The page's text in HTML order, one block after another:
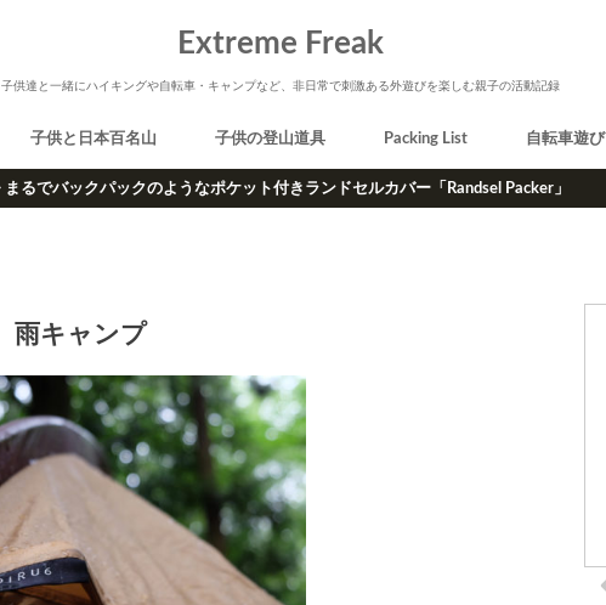
Extreme Freak
子供達と一緒にハイキングや自転車・キャンプなど、非日常で刺激ある外遊びを楽しむ親子の活動記録
子供と日本百名山 子供の登山道具 Packing List 自転車遊び
まるでバックパックのようなポケット付きランドセルカバー「Randsel Packer」
雨キャンプ